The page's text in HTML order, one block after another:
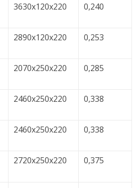
3630x120x220 0,240
2890x120x220 0,253
2070x250x220 0,285
2460x250x220 0,338
2460x250x220 0,338
2720x250x220 0,375